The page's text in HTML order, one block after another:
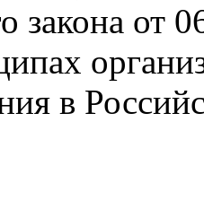
закона
в